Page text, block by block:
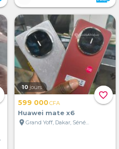
favorite_border
10 jours
599 000CFA
Huawei mate x6
location_on
Grand Yoff, Dakar, Sénégal